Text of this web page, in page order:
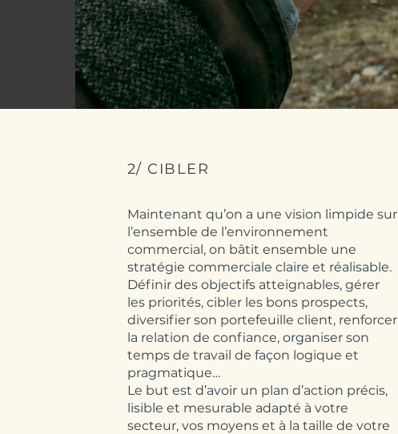
2/ CIBLER
Maintenant qu’on a une vision limpide sur
l’ensemble de l’environnement
commercial, on bâtit ensemble une
stratégie commerciale claire et réalisable.
Définir des objectifs atteignables, gérer
les priorités, cibler les bons prospects,
diversifier son portefeuille client, renforcer
la relation de confiance, organiser son
temps de travail de façon logique et
pragmatique…
Le but est d’avoir un plan d’action précis,
lisible et mesurable adapté à votre
secteur, vos moyens et à la taille de votre